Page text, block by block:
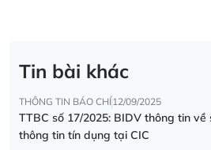
Tin bài khác
THÔNG TIN BÁO CHÍ12/09/2025
TTBC số 17/2025: BIDV thông tin về
thông tin tín dụng tại CIC